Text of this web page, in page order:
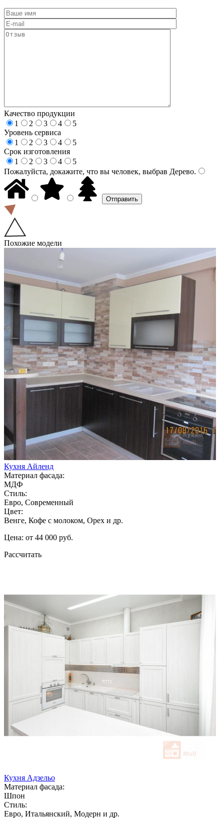
Качество продукции
1
2 3 4
5
Уровень сервиса
1
2 3 4
5
Срок изготовления
1
2 3 4
5
Пожалуйста, докажите, что вы человек, выбрав Дерево.
Похожие модели
Кухня Айленд
Материал фасада:
МДФ
Стиль:
Евро, Современный
Цвет:
Венге, Кофе с молоком, Орех и др.
Цена: от 44 000 руб.
Рассчитать
Кухня Адзельо
Материал фасада:
Шпон
Стиль:
Евро, Итальянский, Модерн и др.